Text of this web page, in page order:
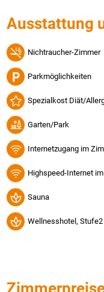
Ausstattung
Nichtraucher-Zimmer
Parkmöglichkeiten
Spezialkost Diät/
Garten/Park
Internetzugang im
Highspeed-Internet
Sauna
Wellnesshotel, Stufe2